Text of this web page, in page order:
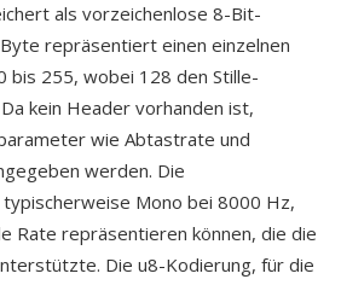
als vorzeichenlose 8-Bit-
repräsentiert einen einzelnen
bis 255, wobei 128 den Stille-
kein Header vorhanden ist,
wie Abtastrate und
werden. Die
Mono bei 8000 Hz,
Rate repräsentieren können, die die
Die u8-Kodierung, für die